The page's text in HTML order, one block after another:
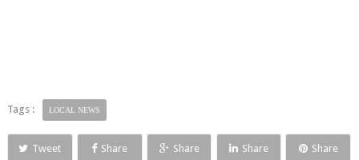
Tags : LOCAL NEWS
Tweet Share Share Share Share